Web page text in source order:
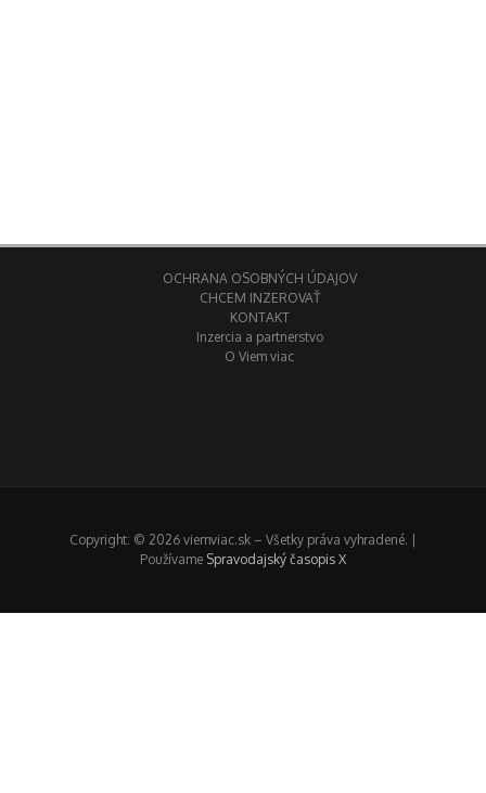
OCHRANA OSOBNÝCH ÚDAJOV
CHCEM INZEROVAŤ
KONTAKT
Inzercia a partnerstvo
O Viem viac
Copyright: © 2026 viemviac.sk – Všetky práva vyhradené. |
Používame Spravodajský časopis X